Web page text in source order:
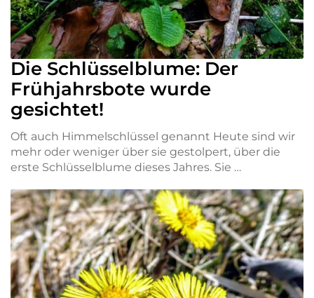
Die Schlüsselblume: Der
Frühjahrsbote wurde
gesichtet!
Oft auch Himmelschlüssel genannt Heute sind wir
mehr oder weniger über sie gestolpert, über die
erste Schlüsselblume dieses Jahres. Sie …